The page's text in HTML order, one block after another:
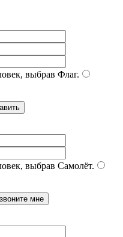
выбрав Флаг.
выбрав Самолёт.